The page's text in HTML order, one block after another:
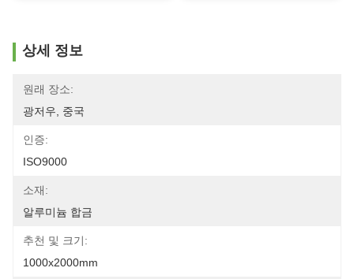
상세 정보
원래 장소:
광저우, 중국
인증:
ISO9000
소재:
알루미늄 합금
추천 및 크기:
1000x2000mm